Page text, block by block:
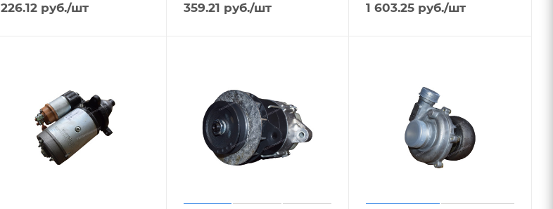
226.12руб./шт 359.21 руб./шт 1 603.25 руб./шт